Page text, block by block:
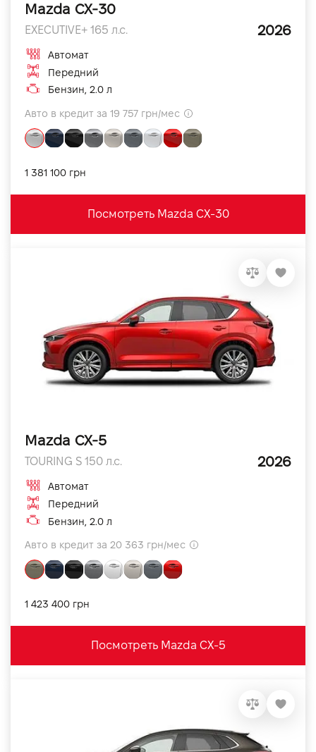
Mazda CX-30
EXECUTIVE+ 165 л.с. 2026
Автомат
Передний
Бензин, 2.0 л
Авто в кредит за 19 757 грн/мес
1 381 100 грн
Посмотреть Mazda CX-30
Mazda CX-5
TOURING S 150 л.с. 2026
Автомат
Передний
Бензин, 2.0 л
Авто в кредит за 20 363 грн/мес
1 423 400 грн
Посмотреть Mazda CX-5